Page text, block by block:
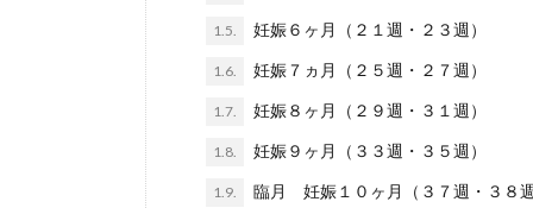
1.5. 妊娠６ヶ月（２１週・２３週）
1.6. 妊娠７ヵ月（２５週・２７週）
1.7. 妊娠８ヶ月（２９週・３１週）
1.8. 妊娠９ヶ月（３３週・３５週）
1.9. 臨月 妊娠１０ヶ月（３７週・３８週